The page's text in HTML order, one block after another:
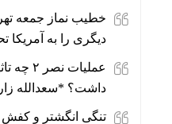
خطیب نماز جمعه
دیگری را به آمریکا
عملیات
داشت؟ *سعدالله
تنگی انگشتر و